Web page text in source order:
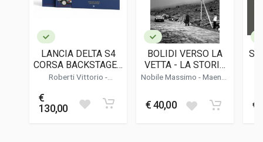
Inglese, Italiano
DATA DI STAMPA
12/2024
FORMATO
23 x 30 x 6 cm
Informazioni aggiuntive
LANCIA DELTA S4
CORSA BACKSTAGE -
( EDIZIONE LIMITATA
Roberti Vittorio -
€
130,00
BOLIDI VERSO LA
VETTA - LA STORIA
AFFASCINANTE
ETNA E DELLE
SPORT ARTIGIANALI
Nobile Massimo - Maenza
€ 40,00 €